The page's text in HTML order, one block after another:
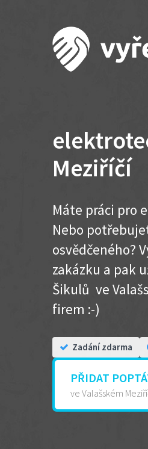
Meziříčí
Máte práci pro
Nebo
osvědčeného?
zakázku a pak
Šikulů ve
firem :-)
Zadání zdarma
PŘIDAT
ve Valašském